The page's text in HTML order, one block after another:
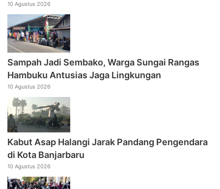
10 Agustus 2026
Sampah Jadi Sembako, Warga Sungai Rangas
Hambuku Antusias Jaga Lingkungan
10 Agustus 2026
Kabut Asap Halangi Jarak Pandang Pengendara
di Kota Banjarbaru
10 Agustus 2026